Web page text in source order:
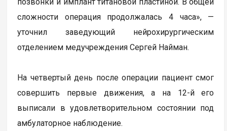
сложности операция продолжалась 4 часа», —
уточнил заведующий нейрохирургическим
отделением медучреждения Сергей Найман.
На четвертый день после операции пациент смог
совершить первые движения, а на 12-й его
выписали в удовлетворительном состоянии под
амбулаторное наблюдение.